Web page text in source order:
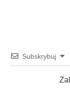
Subskrybuj